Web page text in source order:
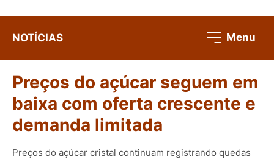
NOTÍCIAS Menu
Preços do açúcar seguem em
baixa com oferta crescente e
demanda limitada
Preços do açúcar cristal continuam registrando quedas